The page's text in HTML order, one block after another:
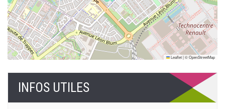
Leaflet|©OpenStreetMap
INFOS UTILES